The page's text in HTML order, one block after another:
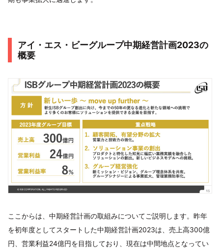
アイ・エス・ビーグループ中期経営計画2023の
概要
ここからは、中期経営計画の取組みについてご説明します。昨年
を初年度としてスタートした中期経営計画2023は、売上高300億
円、営業利益24億円を目指しており、現在は中間地点となってい